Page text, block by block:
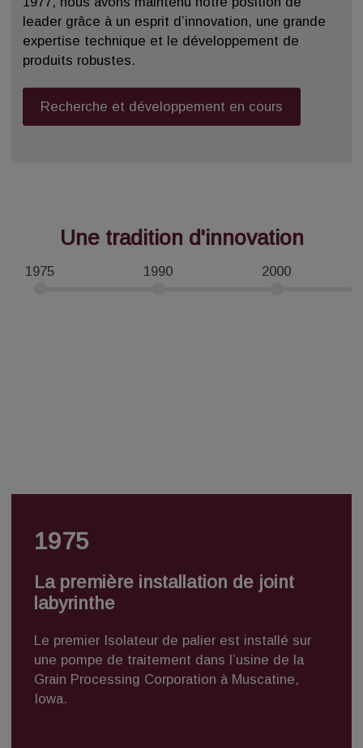
leader grâce à un esprit d’innovation, une grande
expertise technique et le développement de
produits robustes.
Recherche et développement en cours
Une tradition d'innovation
1975 1990 2000
1975
La première installation de joint
labyrinthe
Le premier Isolateur de palier est installé sur
une pompe de traitement dans l’usine de la
Grain Processing Corporation à Muscatine,
Iowa.